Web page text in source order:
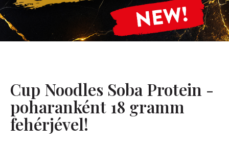
Rólunk
Karrier
GYIK
Cup Noodles Soba Protein -
poharanként 18 gramm
fehérjével!